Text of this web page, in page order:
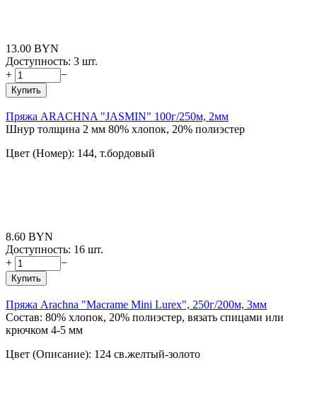
13.00 BYN
Доступность: 3 шт.
+
−
Купить
Пряжа ARACHNA "JASMIN" 100г/250м, 2мм
Шнур толщина 2 мм 80% хлопок, 20% полиэстер
Цвет (Номер): 144, т.бордовый
8.60 BYN
Доступность: 16 шт.
+
−
Купить
Пряжа Arachna "Macrame Mini Lurex", 250г/200м, 3мм
Состав: 80% хлопок, 20% полиэстер, вязать спицами или
крючком 4-5 мм
Цвет (Описание): 124 св.желтый-золото